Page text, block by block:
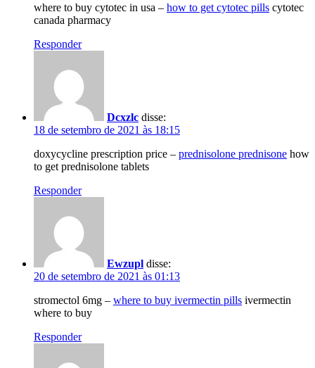
where to buy cytotec in usa – how to get cytotec pills cytotec
canada pharmacy
Responder
Dcxzlc disse:
18 de setembro de 2021 às 18:15
doxycycline prescription price – prednisolone prednisone how
to get prednisolone tablets
Responder
Ewzupl disse:
20 de setembro de 2021 às 01:13
stromectol 6mg – where to buy ivermectin pills ivermectin
where to buy
Responder